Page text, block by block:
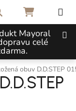
Mayoral
celé
Hledat NÁKUPNÍ
obuv D.D.STEP